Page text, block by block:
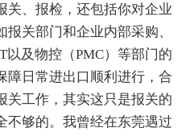
关、报检，还包括你对企业
关部门和企业内部采购、
及物控（PMC）等部门的
障日常进出口顺利进行，合
关工作，其实这只是报关的
不够的。我曾经在东莞遇过